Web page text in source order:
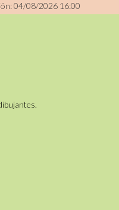
04/08/2026 16:00